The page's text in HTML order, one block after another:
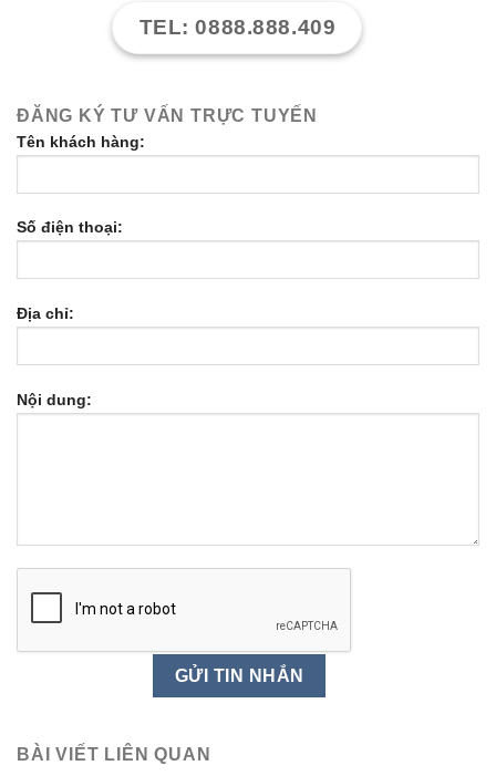
TEL: 0888.888.409
ĐĂNG KÝ TƯ VẤN TRỰC TUYẾN
Tên khách hàng:
Số điện thoại:
Địa chỉ:
Nội dung:
BÀI VIẾT LIÊN QUAN